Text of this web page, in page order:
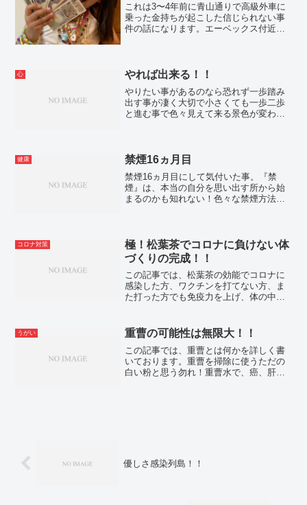
これは3〜4年前に青山通りで高級外車に
乗った金持ちが起こした信じられない事
件の話になります。エーベックス付近の
ミを植樹帯に捨てました。
心 やれば出来る！！
やりたい事があるのなら恐れず一歩踏み
出す事が凄く大切で小さくても一歩二歩
と進む事で色々見えて来る景色が変わっ
健康 禁煙16ヵ月目
禁煙16ヵ月目にして気付いた事。『禁
煙』は、本当の自分を思い出す所から始
まるのかも知れない！色々な禁煙方法が
コロナ対策
極！松葉茶でコロナに負けない体
づくりの完成！！
この記事では、松葉茶の効能でコロナに
感染した方、ワクチンを打てない方、ま
た打った方でも免疫力を上げ、体の中を
不安が解消し、松葉茶を取り入れる事で
安心して生活して頂きたいと思っており
ます。
うがい 重曹の可能性は無限大！！
この記事では、重曹とは何かを詳しく書
いております。重曹を掃除に使うただの
白い粉と思う勿れ！重曹水で、癌、肝臓
優しさ感染列島！！